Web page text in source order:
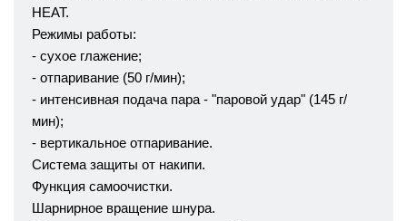
HEAT.
Режимы работы:
- сухое глажение;
- отпаривание (50 г/мин);
- интенсивная подача пара - "паровой удар" (145 г/
мин);
- вертикальное отпаривание.
Система защиты от накипи.
Функция самоочистки.
Шарнирное вращение шнура.